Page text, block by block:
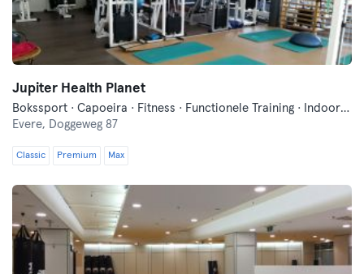
Jupiter Health Planet
Bokssport · Capoeira · Fitness · Functionele Training · Indoor Fietsen · Pilates · Qi Gong en Tai Chi · Yoga
Evere, Doggeweg 87
Classic Premium Max